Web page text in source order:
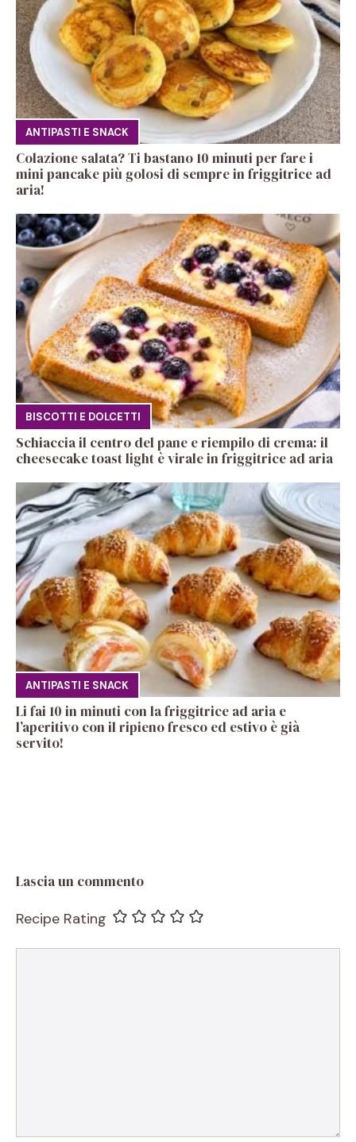
ANTIPASTI E SNACK
Colazione salata? Ti bastano 10 minuti per fare i
mini pancake più golosi di sempre in friggitrice ad
aria!
BISCOTTI E DOLCETTI
Schiaccia il centro del pane e riempilo di crema: il
cheesecake toast light è virale in friggitrice ad aria
ANTIPASTI E SNACK
Li fai 10 in minuti con la friggitrice ad aria e
l’aperitivo con il ripieno fresco ed estivo è già
servito!
Lascia un commento
Recipe Rating